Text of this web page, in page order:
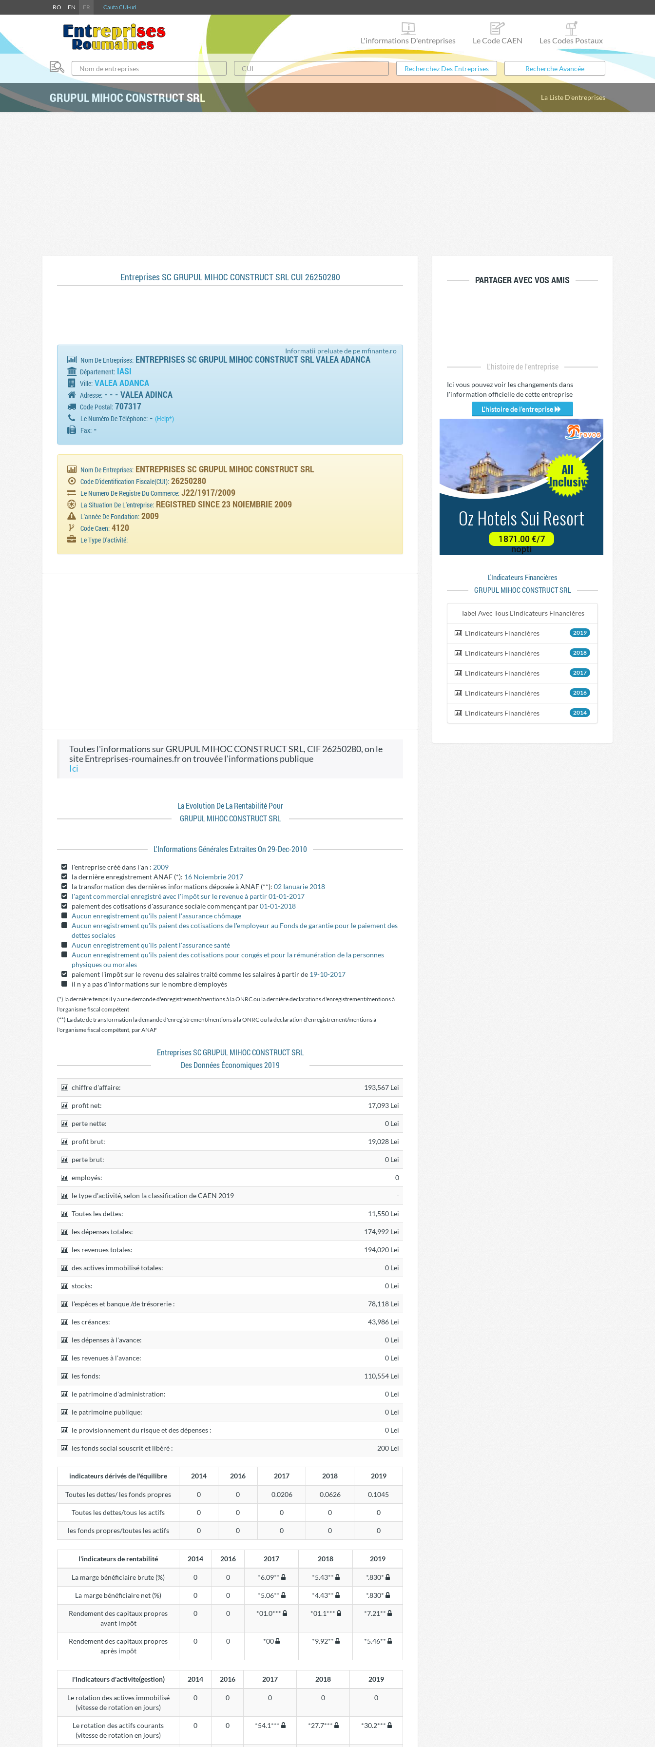
RO EN FR Cauta CUI-uri
L'informations D'entreprises Le Code CAEN Les Codes Postaux
GRUPUL MIHOC CONSTRUCT SRL La Liste D'entreprises
Entreprises SC GRUPUL MIHOC CONSTRUCT SRL CUI 26250280
Informatii preluate de pe mfinante.ro
Nom De Entreprises: ENTREPRISES SC GRUPUL MIHOC CONSTRUCT SRL VALEA ADANCA
Département: IASI
Ville: VALEA ADANCA
Adresse: - - - VALEA ADINCA
Code Postal: 707317
Le Numéro De Téléphone: -(Help*)
Fax: -
Nom De Entreprises: ENTREPRISES SC GRUPUL MIHOC CONSTRUCT SRL
Code D'identification Fiscale(CUI): 26250280
Le Numero De Registre Du Commerce: J22/1917/2009
La Situation De L'entreprise: REGISTRED SINCE 23 NOIEMBRIE 2009
L'année De Fondation: 2009
Code Caen: 4120
Le Type D'activité:
toutes l'informations sur GRUPUL MIHOC CONSTRUCT SRL, CIF 26250280, on le
site Entreprises-roumaines.fr on trouvée l'informations publique
ici
La Evolution De La Rentabilité Pour
GRUPUL MIHOC CONSTRUCT SRL
L'informations Générales Extraites On 29-Dec-2010
l'entreprise créé dans l'an : 2009
la dernière enregistrement ANAF (*): 16 Noiembrie 2017
la transformation des dernières informations déposée à ANAF (**): 02 Ianuarie 2018
l'agent commercial enregistré avec l'impôt sur le revenue à partir 01-01-2017
paiement des cotisations d'assurance sociale commençant par01-01-2018
Aucun enregistrement qu'ils paient l'assurance chômage
Aucun enregistrement qu'ils paient des cotisations de l'employeur au Fonds de garantie pour le paiement des
dettes sociales
Aucun enregistrement qu'ils paient l'assurance santé
Aucun enregistrement qu'ils paient des cotisations pour congés et pour la rémunération de la personnes
physiques ou morales
paiement l'impôt sur le revenu des salaires traité comme les salaires à partir de 19-10-2017
il n y a pas d'informations sur le nombre d'employés
(*) la dernière temps il y a une demande d'enregistrement/mentions à la ONRC ou la dernière declarations d'enregistrement/mentions à
l'organisme fiscal compétent
(**) La date de transformation la demande d'enregistrement/mentions à la ONRC ou la declaration d'enregistrement/mentions à
l'organisme fiscal compétent, par ANAF
Entreprises SC GRUPUL MIHOC CONSTRUCT SRL
Des Données Économiques 2019
chiffre d'affaire: 193,567 Lei
profit net: 17,093 Lei
perte nette: 0 Lei
profit brut: 19,028 Lei
perte brut: 0 Lei
employés: 0
le type d'activité, selon la classification de CAEN 2019 -
Toutes les dettes: 11,550 Lei
les dépenses totales: 174,992 Lei
les revenues totales: 194,020 Lei
des actives immobilisé totales: 0 Lei
stocks: 0 Lei
l'espèces et banque /de trésorerie : 78,118 Lei
les créances: 43,986 Lei
les dépenses à l'avance: 0 Lei
les revenues à l'avance: 0 Lei
les fonds: 110,554 Lei
le patrimoine d'administration: 0 Lei
le patrimoine publique: 0 Lei
le provisionnement du risque et des dépenses : 0 Lei
les fonds social souscrit et libéré : 200 Lei
indicateurs dérivés de l'équilibre 2014 2016 2017 2018 2019
Toutes les dettes/ les fonds propres 0 0 0.0206 0.0626 0.1045
Toutes les dettes/tous les actifs 0 0 0 0 0
les fonds propres/toutes les actifs 0 0 0 0 0
l'indicateurs de rentabilité 2014 2016 2017 2018 2019
La marge bénéficiaire brute (%) 0 0 *6.09** *5.43** *.830*
La marge bénéficiaire net (%) 0 0 *5.06** *4.43** *.830*
Rendement des capitaux propres
avant impôt
0 0 *01.0*** *01.1*** *7.21**
Rendement des capitaux propres
après impôt
0 0 *00 *9.92** *5.46**
l'indicateurs d'activite(gestion) 2014 2016 2017 2018 2019
Le rotation des actives immobilisé
(vitesse de rotation en jours)
0 0 0 0 0
Le rotation des actifs courants
(vitesse de rotation en jours)
0 0 *54.1*** *27.7*** *30.2***
PARTAGER AVEC VOS AMIS
L'histoire de l'entreprise
Ici vous pouvez voir les changements dans
l'information officielle de cette entreprise
L'histoire de l'entreprise
L'indicateurs Financières
GRUPUL MIHOC CONSTRUCT SRL
Tabel Avec Tous L'indicateurs Financières
L'indicateurs Financières 2019
L'indicateurs Financières 2018
L'indicateurs Financières 2017
L'indicateurs Financières 2016
L'indicateurs Financières 2014